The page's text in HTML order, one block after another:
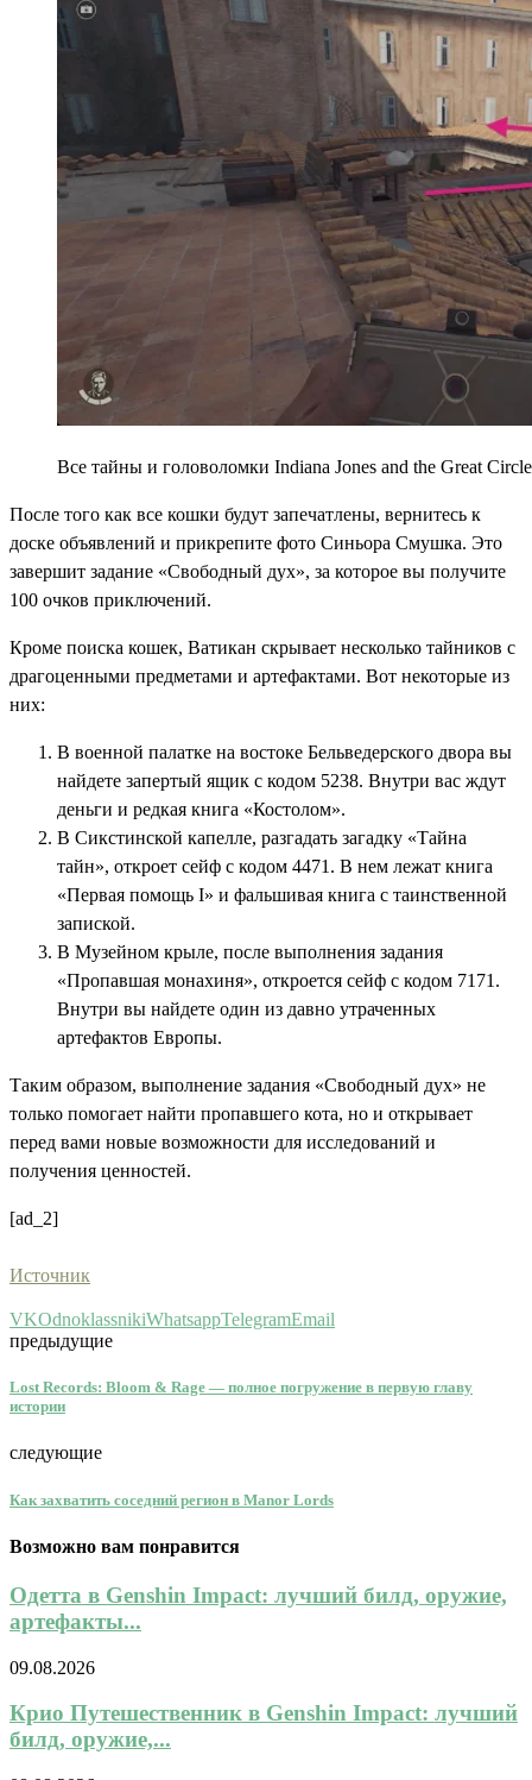
Все тайны и головоломки Indiana Jones and the Great
После того как все кошки будут запечатлены, вернитесь к
доске объявлений и прикрепите фото Синьора Смушка. Это
завершит задание «Свободный дух», за которое вы получите
100 очков приключений.
Кроме поиска кошек, Ватикан скрывает несколько тайников с
драгоценными предметами и артефактами. Вот некоторые из
них:
В военной палатке на востоке Бельведерского двора вы
найдете запертый ящик с кодом 5238. Внутри вас ждут
деньги и редкая книга «Костолом».
В Сикстинской капелле, разгадать загадку «Тайна
тайн», откроет сейф с кодом 4471. В нем лежат книга
«Первая помощь I» и фальшивая книга с таинственной
запиской.
В Музейном крыле, после выполнения задания
«Пропавшая монахиня», откроется сейф с кодом 7171.
Внутри вы найдете один из давно утраченных
артефактов Европы.
Таким образом, выполнение задания «Свободный дух» не
только помогает найти пропавшего кота, но и открывает
перед вами новые возможности для исследований и
получения ценностей.
[ad_2]
Источник
VKOdnoklassnikiWhatsappTelegramEmail
предыдущие
Lost Records: Bloom & Rage — полное погружение в первую главу
истории
следующие
Как захватить соседний регион в Manor Lords
Возможно вам понравится
Одетта в Genshin Impact: лучший билд, оружие,
артефакты...
09.08.2026
Крио Путешественник в Genshin Impact: лучший
билд, оружие,...